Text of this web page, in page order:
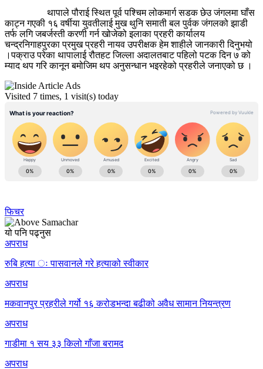
थापाले पौराई स्थित पूर्व पश्चिम लोकमार्ग सडक छेउ जंगलमा घाँस
काट्न गएकी १६ वर्षीया युवतीलाई मुख थुनि समाती बल पुर्वक जंगलको झाडी
तर्फ लगि जबर्जस्ती करणी गर्न खोजेको इलाका प्रहरी कार्यालय
चन्द्रनिगाहपुरका प्रमुख प्रहरी नायव उपरीक्षक हेम शाहीले जानकारी दिनुभयो
।पक्राउ परेका थापालाई रौतहट जिल्ला अदालतबाट पहिलो पटक दिन ७ को
म्याद थप गरि कानून बमोजिम थप अनुसन्धान भइरहेको प्रहरीले जनाएको छ ।
Visited 7 times, 1 visit(s) today
फिचर
यो पनि पढ्नुस
अपराध
रुबि हत्या ः पासवानले गरे हत्याको स्वीकार
अपराध
मकवानपुर प्रहरीले गर्यो १६ करोडभन्दा बढीको अवैध सामान नियन्त्रण
अपराध
गाडीमा १ सय ३३ किलो गाँजा बरामद
अपराध